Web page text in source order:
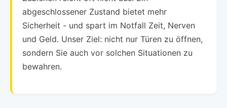
abgeschlossener Zustand bietet mehr
Sicherheit - und spart im Notfall Zeit, Nerven
und Geld. Unser Ziel: nicht nur Türen zu öffnen,
sondern Sie auch vor solchen Situationen zu
bewahren.